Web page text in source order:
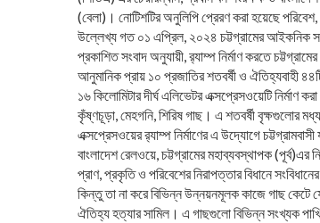
(বেলা)। নোটিশটির অনুলিপি প্রেরণ করা হয়েছে পরিবেশ,
উল্লেখ্য গত ০১ এপ্রিল, ২০২৪ চট্টগ্রামের আইকনিক
প্রকাশিত সংবাদ অনুযায়ী, র‌্যাম্প নির্মাণ করতে
আনুমানিক প্রায় ১০ প্রজাতির শতবর্ষী ও ঐতিহ্যবাহী
১৬ কিলোমিটার দীর্ঘ এলিভেটর এক্সপ্রেসওয়েটি নির্মাণ
কৃঁষ্ণচূড়া, মেহগনি, শিরিষ গাছ। এ শতবর্ষী বৃক্ষগুলোর
এক্সপ্রেসওয়ের র‌্যাম্প নির্মাণের এ উদ্যোগে
বাংলাদেশ রেলওয়ে, চট্টগ্রামের মহাব্যবস্থাপক
প্রাণ, প্রকৃতি ও পরিবেশের নিরাপত্তার বিধানে
কিন্তু তা না করে বিভিন্ন উন্নয়নমূলক কাজে গাছ কেটে
ঐতিহ্য হত্যার সামিল। এ গাছগুলো বিভিন্ন সংখ্যক